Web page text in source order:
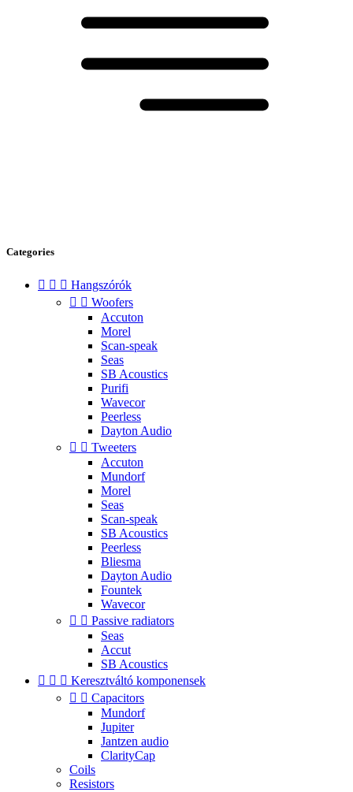
Categories
   Hangszórók
  Woofers
Accuton
Morel
Scan-speak
Seas
SB Acoustics
Purifi
Wavecor
Peerless
Dayton Audio
  Tweeters
Accuton
Mundorf
Morel
Seas
Scan-speak
SB Acoustics
Peerless
Bliesma
Dayton Audio
Fountek
Wavecor
  Passive radiators
Seas
Accut
SB Acoustics
   Keresztváltó komponensek
  Capacitors
Mundorf
Jupiter
Jantzen audio
ClarityCap
Coils
Resistors